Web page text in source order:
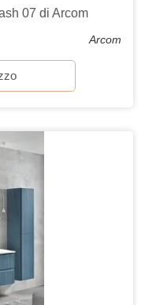
07 di Arcom
Arcom